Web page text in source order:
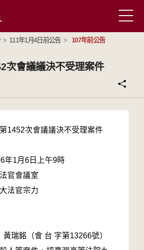
> 111年1月4日前公告 > 107年前公告
次會議議決不受理案件
1452次會議議決不受理案件
1月6日上午9時
會議室
官宗力
黃瑞銘（會 台 字第13266號）